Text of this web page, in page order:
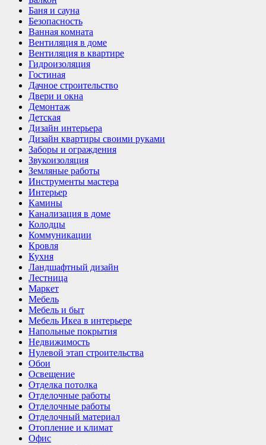
Баня и сауна
Безопасность
Ванная комната
Вентиляция в доме
Вентиляция в квартире
Гидроизоляция
Гостиная
Дачное строительство
Двери и окна
Демонтаж
Детская
Дизайн интерьера
Дизайн квартиры своими руками
Заборы и ограждения
Звукоизоляция
Земляные работы
Инструменты мастера
Интерьер
Камины
Канализация в доме
Колодцы
Коммуникации
Кровля
Кухня
Ландшафтный дизайн
Лестница
Маркет
Мебель
Мебель и быт
Мебель Икеа в интерьере
Напольные покрытия
Недвижимость
Нулевой этап строительства
Обои
Освещение
Отделка потолка
Отделочные работы
Отделочные работы
Отделочный материал
Отопление и климат
Офис